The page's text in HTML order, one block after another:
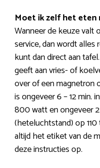
Moet ik zelf het eten
Wanneer de keuze valt
service, dan wordt
kunt dan direct aan
geeft aan vries- of
over of een magnetron
is ongeveer 6 – 12 min.
800 watt en ongeveer
(heteluchtstand) op
altijd het etiket van de
deze instructies op.